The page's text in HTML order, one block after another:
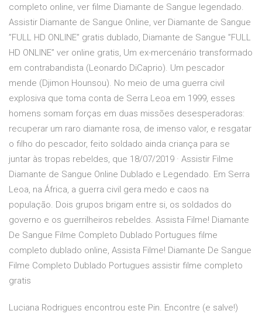
completo online, ver filme Diamante de Sangue legendado.
Assistir Diamante de Sangue Online, ver Diamante de Sangue
”FULL HD ONLINE” gratis dublado, Diamante de Sangue ”FULL
HD ONLINE” ver online gratis, Um ex-mercenário transformado
em contrabandista (Leonardo DiCaprio). Um pescador
mende (Djimon Hounsou). No meio de uma guerra civil
explosiva que toma conta de Serra Leoa em 1999, esses
homens somam forças em duas missões desesperadoras:
recuperar um raro diamante rosa, de imenso valor, e resgatar
o filho do pescador, feito soldado ainda criança para se
juntar às tropas rebeldes, que 18/07/2019 · Assistir Filme
Diamante de Sangue Online Dublado e Legendado. Em Serra
Leoa, na África, a guerra civil gera medo e caos na
população. Dois grupos brigam entre si, os soldados do
governo e os guerrilheiros rebeldes. Assista Filme! Diamante
De Sangue Filme Completo Dublado Portugues filme
completo dublado online, Assista Filme! Diamante De Sangue
Filme Completo Dublado Portugues assistir filme completo
gratis
Luciana Rodrigues encontrou este Pin. Encontre (e salve!)